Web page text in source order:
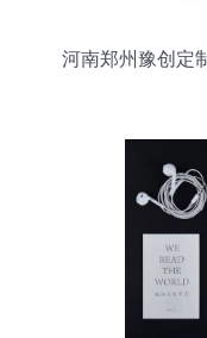
河南郑州豫创定